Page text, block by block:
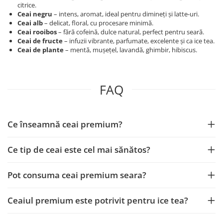
citrice.
Ceai negru – intens, aromat, ideal pentru dimineți și latte-uri.
Ceai alb– delicat, floral, cu procesare minimă.
Ceai rooibos– fără cofeină, dulce natural, perfect pentru seară.
Ceai de fructe– infuzii vibrante, parfumate, excelente și ca ice tea.
Ceai de plante– mentă, mușețel, lavandă, ghimbir, hibiscus.
FAQ
Ce înseamnă ceai premium?
Ce tip de ceai este cel mai sănătos?
Pot consuma ceai premium seara?
Ceaiul premium este potrivit pentru ice tea?